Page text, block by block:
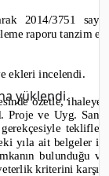
yüklendi.
2014/3751
raporu tanzim edi
ekleri incelendi.
özetle,
Proje ve Uyg.
gerekçesiyle
yıla ait belgeler
bulunduğu
kriterini